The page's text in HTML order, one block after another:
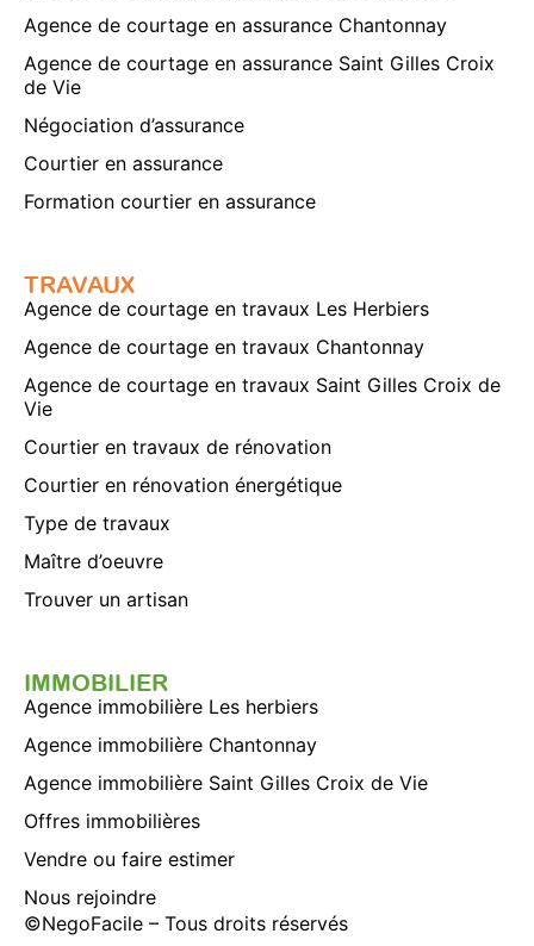
Agence de courtage en assurance Chantonnay
Agence de courtage en assurance Saint Gilles Croix
de Vie
Négociation d’assurance
Courtier en assurance
Formation courtier en assurance
TRAVAUX
Agence de courtage en travaux Les Herbiers
Agence de courtage en travaux Chantonnay
Agence de courtage en travaux Saint Gilles Croix de
Vie
Courtier en travaux de rénovation
Courtier en rénovation énergétique
Type de travaux
Maître d’oeuvre
Trouver un artisan
IMMOBILIER
Agence immobilière Les herbiers
Agence immobilière Chantonnay
Agence immobilière Saint Gilles Croix de Vie
Offres immobilières
Vendre ou faire estimer
Nous rejoindre
©NegoFacile – Tous droits réservés